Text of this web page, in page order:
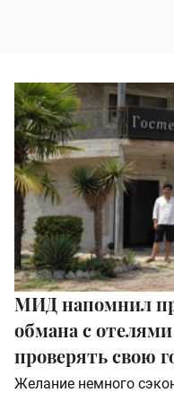
МИД напомнил
обмана с
проверять свою
Желание немного